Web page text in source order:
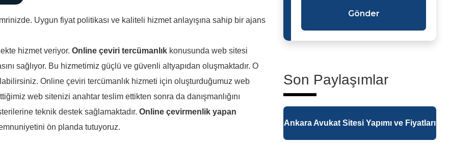
Uygun fiyat politikası ve kaliteli hizmet anlayışına sahip bir ajans
hizmet veriyor. Online çeviri tercümanlık konusunda web sitesi
sağlıyor. Bu hizmetimiz güçlü ve güvenli altyapıdan oluşmaktadır. O
Online çeviri tercümanlık hizmeti için oluşturduğumuz web
web sitenizi anahtar teslim ettikten sonra da danışmanlığını
teknik destek sağlamaktadır. Online çevirmenlik yapan
ön planda tutuyoruz.
Gönder
Son Paylaşımlar
Ankara Avukat Sitesi Yapımı ve Fiyatları